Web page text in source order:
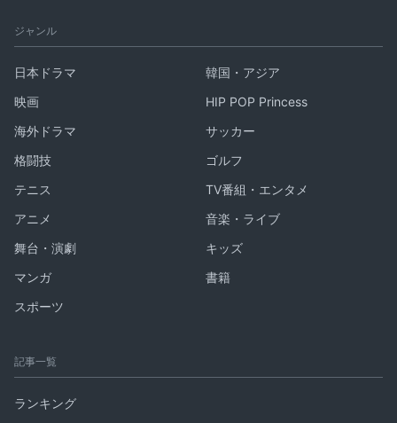
ジャンル
日本ドラマ
韓国・アジア
映画
HIP POP Princess
海外ドラマ
サッカー
格闘技
ゴルフ
テニス
TV番組・エンタメ
アニメ
音楽・ライブ
舞台・演劇
キッズ
マンガ
書籍
スポーツ
記事一覧
ランキング